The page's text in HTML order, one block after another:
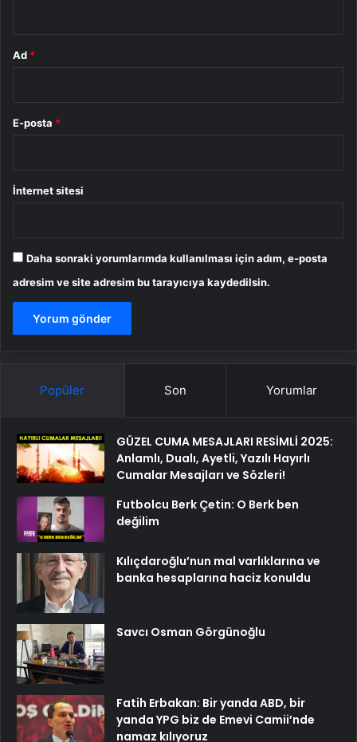
Ad *
E-posta *
İnternet sitesi
Daha sonraki yorumlarımda kullanılması için adım, e-posta
adresim ve site adresim bu tarayıcıya kaydedilsin.
Popüler Son Yorumlar
GÜZEL CUMA MESAJLARI RESİMLİ 2025:
Anlamlı, Dualı, Ayetli, Yazılı Hayırlı
Cumalar Mesajları ve Sözleri!
Futbolcu Berk Çetin: O Berk ben
değilim
Kılıçdaroğlu’nun mal varlıklarına ve
banka hesaplarına haciz konuldu
Savcı Osman Görgünoğlu
Fatih Erbakan: Bir yanda ABD, bir
yanda YPG biz de Emevi Camii’nde
namaz kılıyoruz